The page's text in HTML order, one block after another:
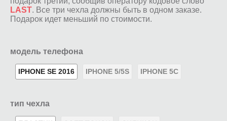
LAST. Все три чехла должны быть в одном заказе.
Подарок идет меньший по стоимости.
модель телефона
IPHONE SE 2016 IPHONE 5/5S IPHONE 5C
тип чехла